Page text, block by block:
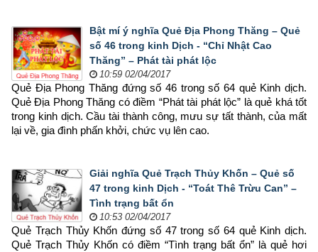
Bật mí ý nghĩa Quẻ Địa Phong Thăng – Quẻ
số 46 trong kinh Dịch - “Chỉ Nhật Cao
Thăng” – Phát tài phát lộc
10:59 02/04/2017
Quẻ Địa Phong Thăng đứng số 46 trong số 64 quẻ Kinh dịch.
Quẻ Địa Phong Thăng có điềm “Phát tài phát lộc” là quẻ khá tốt
trong kinh dịch. Cầu tài thành công, mưu sự tất thành, của mất
lại về, gia đình phấn khởi, chức vụ lên cao.
Giải nghĩa Quẻ Trạch Thủy Khốn – Quẻ số
47 trong kinh Dịch - “Toát Thê Trừu Can” –
Tình trạng bất ổn
10:53 02/04/2017
Quẻ Trạch Thủy Khốn đứng số 47 trong số 64 quẻ Kinh dịch.
Quẻ Trạch Thủy Khốn có điềm “Tình trạng bất ổn” là quẻ hơi